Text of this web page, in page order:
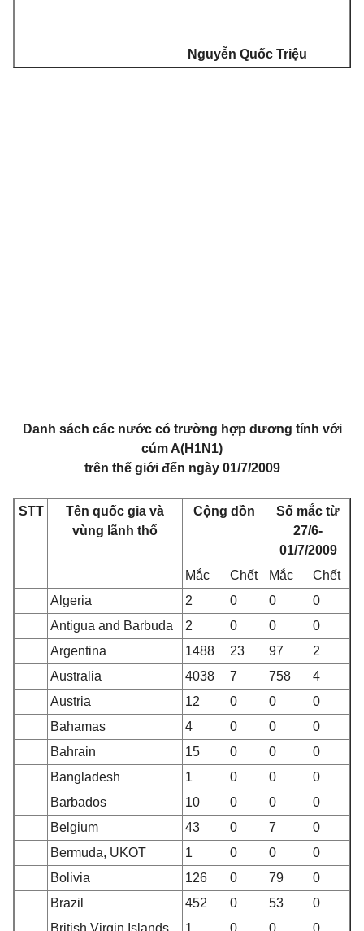
Nguyễn Quốc Triệu
Danh sách các nước có trường hợp dương tính với
cúm A(H1N1)
trên thế giới đến ngày 01/7/2009
STT
Tên quốc gia và
vùng lãnh thổ
Cộng dồn
Số mắc từ
27/6-
01/7/2009
Mắc
Chết Mắc
Chết
Algeria
2 0 0
0
Antigua and Barbuda
2 0 0
0
Argentina
1488 23 97
2
Australia
4038 7 758
4
Austria
12 0 0
0
Bahamas
4 0 0
0
Bahrain
15 0 0
0
Bangladesh
1 0 0
0
Barbados
10 0 0
0
Belgium
43 0 7
0
Bermuda, UKOT
1 0 0
0
Bolivia
126 0 79
0
Brazil
452 0 53
0
British Virgin Islands,
1 0 0 0